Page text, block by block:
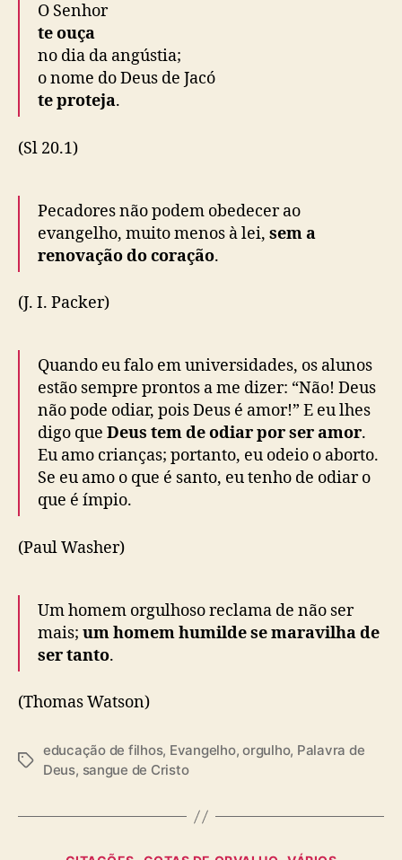
O Senhor
te ouça
no dia da angústia;
o nome do Deus de Jacó
te proteja.
(Sl 20.1)
Pecadores não podem obedecer ao
evangelho, muito menos à lei, sem a
renovação do coração.
(J. I. Packer)
Quando eu falo em universidades, os alunos
estão sempre prontos a me dizer: “Não! Deus
não pode odiar, pois Deus é amor!” E eu lhes
digo que Deus tem de odiar por ser amor.
Eu amo crianças; portanto, eu odeio o aborto.
Se eu amo o que é santo, eu tenho de odiar o
que é ímpio.
(Paul Washer)
Um homem orgulhoso reclama de não ser
mais; um homem humilde se maravilha de
ser tanto.
(Thomas Watson)
T
s
educação de filhos, Evangelho,orgulho, Palavra de
Deus, sangue de Cristo